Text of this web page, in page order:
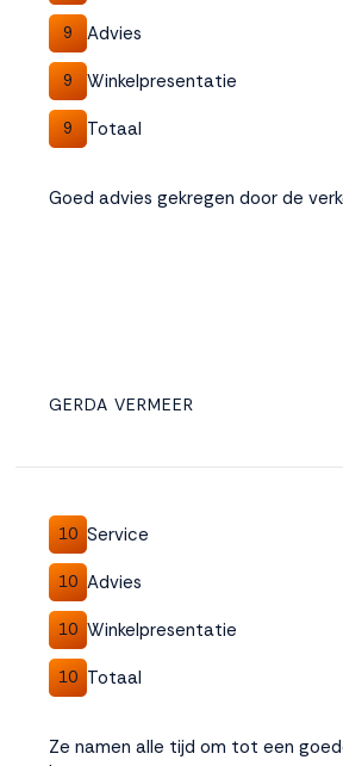
9 Advies
9 Winkelpresentatie
9 Totaal
Goed advies gekregen door de
GERDA VERMEER
10 Service
10 Advies
10 Winkelpresentatie
10 Totaal
Ze namen alle tijd om tot een